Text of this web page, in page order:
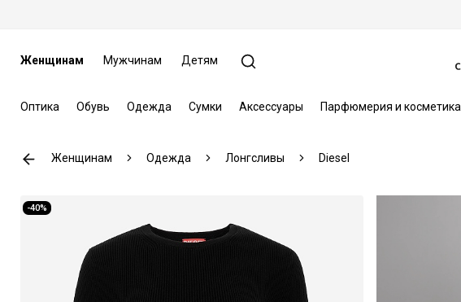
Женщинам Мужчинам Детям
Оптика Обувь Одежда Сумки Аксессуары Парфюмерия и косметика
Женщинам Одежда Лонгсливы Diesel
-40%